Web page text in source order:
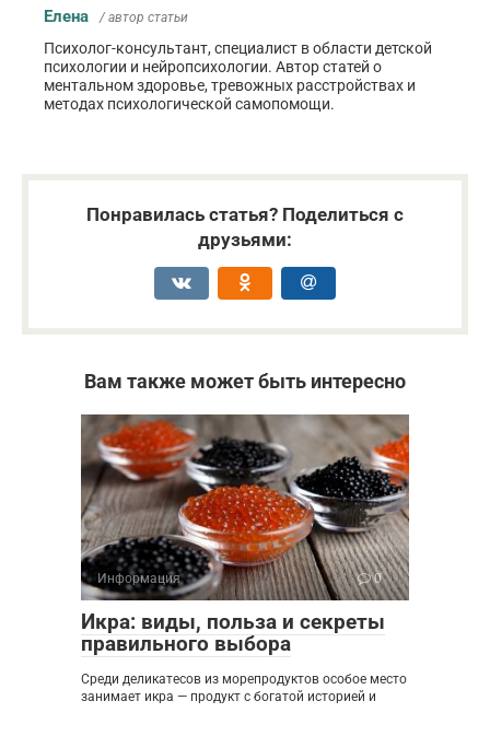
Елена / автор статьи
Психолог-консультант, специалист в области детской
психологии и нейропсихологии. Автор статей о
ментальном здоровье, тревожных расстройствах и
методах психологической самопомощи.
Понравилась статья? Поделиться с
друзьями:
Вам также может быть интересно
Информация 0
Икра: виды, польза и секреты
правильного выбора
Среди деликатесов из морепродуктов особое место
занимает икра — продукт с богатой историей и